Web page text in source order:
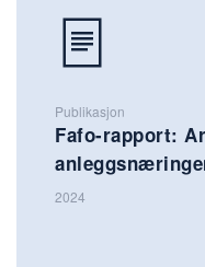
Publikasjon
Fafo-rapport:
2024